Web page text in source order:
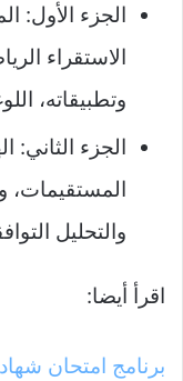
الجزء الأول:
الاستقراء
وتطبيقاته،
الجزء الثاني:
المستقيمات،
والتحليل
اقرأ أيضا:
برنامج امتحان